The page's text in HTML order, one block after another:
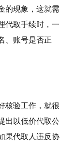
的现象，这就需
代取手续时，一
、账号是否正
核验工作，就很
出以低价代取公
果代取人违反协